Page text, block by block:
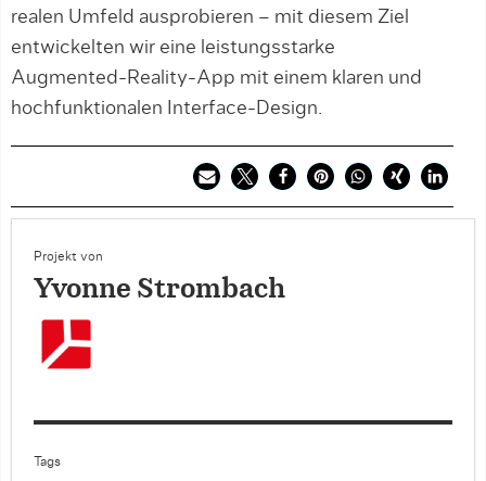
realen Umfeld ausprobieren – mit diesem Ziel
entwickelten wir eine leistungsstarke
Augmented-Reality-App mit einem klaren und
hochfunktionalen Interface-Design.
Projekt von
Yvonne Strombach
Tags